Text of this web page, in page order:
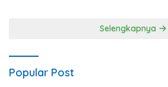
Selengkapnya
Popular Post